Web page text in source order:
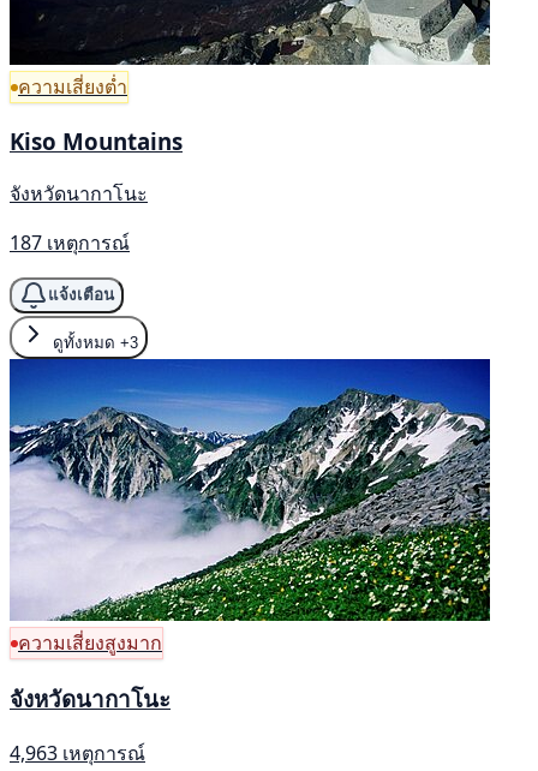
ความเสี่ยงต่ำ
Kiso Mountains
จังหวัดนากาโนะ
187 เหตุการณ์
แจ้งเตือน
ดูทั้งหมด +3
ความเสี่ยงสูงมาก
จังหวัดนากาโนะ
4,963 เหตุการณ์